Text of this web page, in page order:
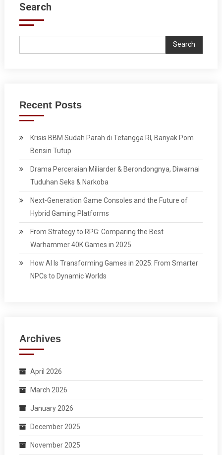
Search
Search
Recent Posts
Krisis BBM Sudah Parah di Tetangga RI, Banyak Pom
Bensin Tutup
Drama Perceraian Miliarder & Berondongnya, Diwarnai
Tuduhan Seks & Narkoba
Next-Generation Game Consoles and the Future of
Hybrid Gaming Platforms
From Strategy to RPG: Comparing the Best
Warhammer 40K Games in 2025
How AI Is Transforming Games in 2025: From Smarter
NPCs to Dynamic Worlds
Archives
April 2026
March 2026
January 2026
December 2025
November 2025